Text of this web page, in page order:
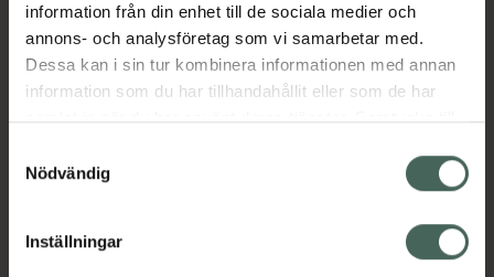
information från din enhet till de sociala medier och
annons- och analysföretag som vi samarbetar med.
Dessa kan i sin tur kombinera informationen med annan
information som du har tillhandahållit eller som de har
samlat in när du har använt deras tjänster. Samtycke till
återkalla ditt samtycke via webbplatsens
cookieinställningar. Ett återkallat samtycke påverkar inte
lagligheten av behandling som skett innan återkallelsen.
Nödvändig
Inställningar
Läs alltid bipacksedeln innan
användning.
EAN:07046265521518
Bipacksedel från FASS Visa